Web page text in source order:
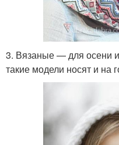
3. Вязаные — для осени
такие модели носят и на